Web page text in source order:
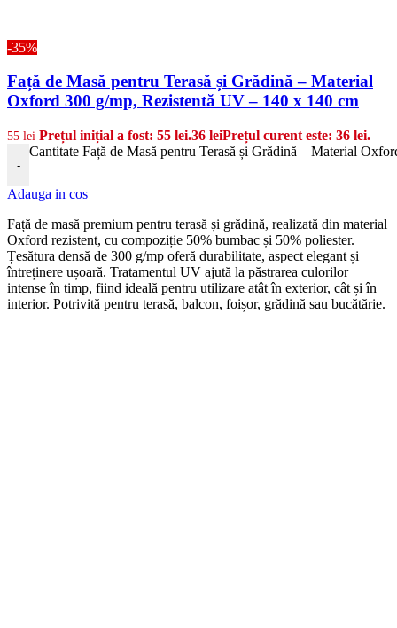
-35%
Față de Masă pentru Terasă și Grădină – Material
Oxford 300 g/mp, Rezistentă UV – 140 x 140 cm
55lei Prețul inițial a fost: 55 lei.36 leiPrețul curent este: 36 lei.
-
Cantitate Față de Masă pentru Terasă și Grădină – Material
Adauga in cos
Față de masă premium pentru terasă și grădină, realizată din material
Oxford rezistent, cu compoziție 50% bumbac și 50% poliester.
Țesătura densă de 300 g/mp oferă durabilitate, aspect elegant și
întreținere ușoară. Tratamentul UV ajută la păstrarea culorilor
intense în timp, fiind ideală pentru utilizare atât în exterior, cât și în
interior. Potrivită pentru terasă, balcon, foișor, grădină sau bucătărie.